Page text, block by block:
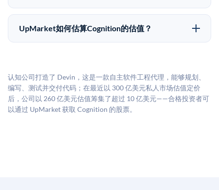
市场条件。任何退出的时间都是不可预测的，投资者应
做好多年持有的准备。
UpMarket上大多数Pre-IPO产品的最低投资金额为
50,000美元。具体金额可能因产品和股份供应情况而有
UpMarket如何估算Cognition的估值？
司可比倍数应用私有公司折扣，以反映流动性不足和信
息不对称。此估值不构成投资建议，可能与实际交易价
格存在重大差异。
认知公司打造了 Devin，这是一款自主软件工程代理，能够规划、
编写、测试并交付代码；在最近以 300 亿美元私人市场估值定价
后，公司以 260 亿美元估值筹集了超过 10 亿美元——合格投资者可
以通过 UpMarket 获取 Cognition 的股票。